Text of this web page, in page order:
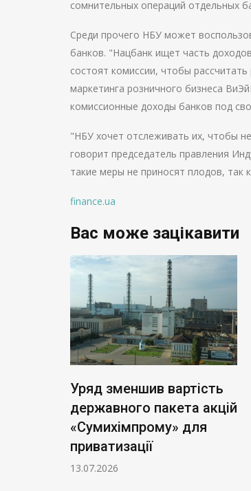
сомнительных операций отдельных
Среди прочего НБУ может
банков. "Нацбанк ищет часть
состоят комиссии, чтобы
маркетинга розничного бизнеса
комиссионные доходы банков под
"НБУ хочет отслеживать их, чтобы
говорит председатель правления
такие меры не приносят плодов, так
finance.ua
Вас може зацікавити
Уряд зменшив вартість
державного пакета акцій
«Сумихімпрому» для
приватизації
13.07.2026